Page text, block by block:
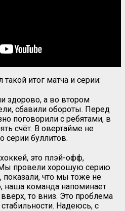
такой итог матча и серии:
здорово, а во втором
сбавили обороты. Перед
поговорили с ребятами, в
счёт. В овертайме не
серии буллитов.
это плэй-офф,
провели хорошую серию
что мы тоже не
наша команда напоминает
то вниз. Это проблема
Надеюсь, с